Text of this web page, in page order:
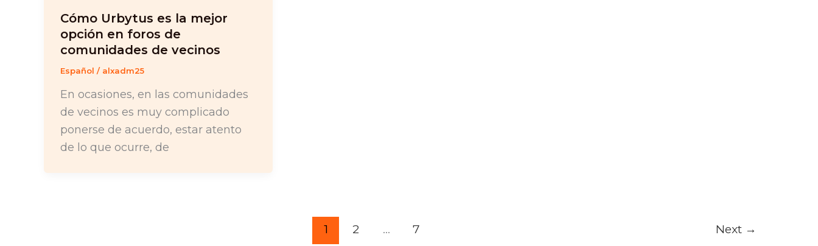
Cómo Urbytus es la mejor
opción en foros de
comunidades de vecinos
Español / alxadm25
En ocasiones, en las comunidades
de vecinos es muy complicado
ponerse de acuerdo, estar atento
de lo que ocurre, de
1 2 … 7 Next →